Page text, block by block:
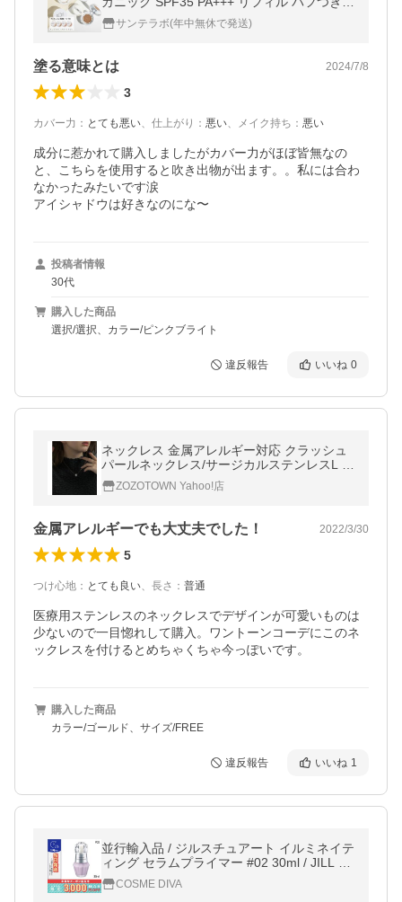
詰替え リフィル UV オールインワン
サンテラボ(年中無休で発送)
塗る意味とは 2024/7/8
3
カバー力 ： とても悪い、 仕上がり ： 悪い、 メイク持ち ： 悪い
成分に惹かれて購入しましたがカバー力がほぼ皆無なの
と、こちらを使用すると吹き出物が出ます。。私には合わ
なかったみたいです涙
アイシャドウは好きなのにな〜
投稿者情報
30代
購入した商品
選択/選択、カラー/ピンクブライト
違反報告 いいね 0
ネックレス 金属アレルギー対応 クラッシュ
パールネックレス/サージカルステンレスL レ
ディース
ZOZOTOWN Yahoo!店
金属アレルギーでも大丈夫でした！ 2022/3/30
5
つけ心地 ： とても良い、 長さ ： 普通
医療用ステンレスのネックレスでデザインが可愛いものは
少ないので一目惚れして購入。ワントーンコーデにこのネ
ックレスを付けるとめちゃくちゃ今っぽいです。
購入した商品
カラー/ゴールド、サイズ/FREE
違反報告 いいね 1
並行輸入品 / ジルスチュアート イルミネイテ
ィング セラムプライマー #02 30ml / JILL ST
UART / 小型宅配便送料無料
COSME DIVA